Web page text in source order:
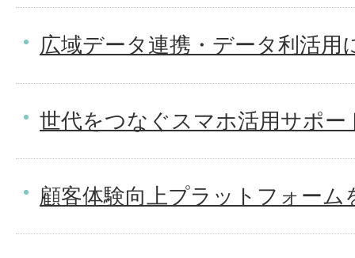
広域データ連携・データ利活用
世代をつなぐスマホ活用サポー
顧客体験向上プラットフォーム